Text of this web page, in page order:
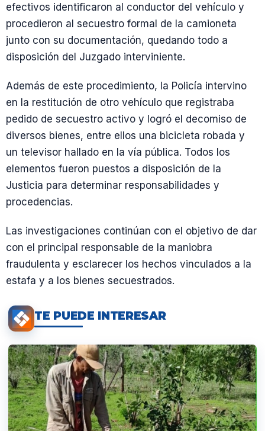
efectivos identificaron al conductor del vehículo y
procedieron al secuestro formal de la camioneta
junto con su documentación, quedando todo a
disposición del Juzgado interviniente.
Además de este procedimiento, la Policía intervino
en la restitución de otro vehículo que registraba
pedido de secuestro activo y logró el decomiso de
diversos bienes, entre ellos una bicicleta robada y
un televisor hallado en la vía pública. Todos los
elementos fueron puestos a disposición de la
Justicia para determinar responsabilidades y
procedencias.
Las investigaciones continúan con el objetivo de dar
con el principal responsable de la maniobra
fraudulenta y esclarecer los hechos vinculados a la
estafa y a los bienes secuestrados.
TE PUEDE INTERESAR